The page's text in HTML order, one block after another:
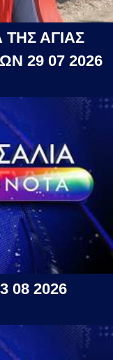
ΑΓΙΑΣ
29 07 2026
08 2026